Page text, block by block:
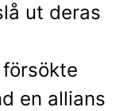
ut deras
en allians